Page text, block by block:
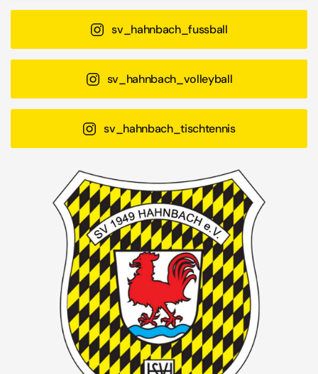
sv_hahnbach_fussball
sv_hahnbach_volleyball
sv_hahnbach_tischtennis